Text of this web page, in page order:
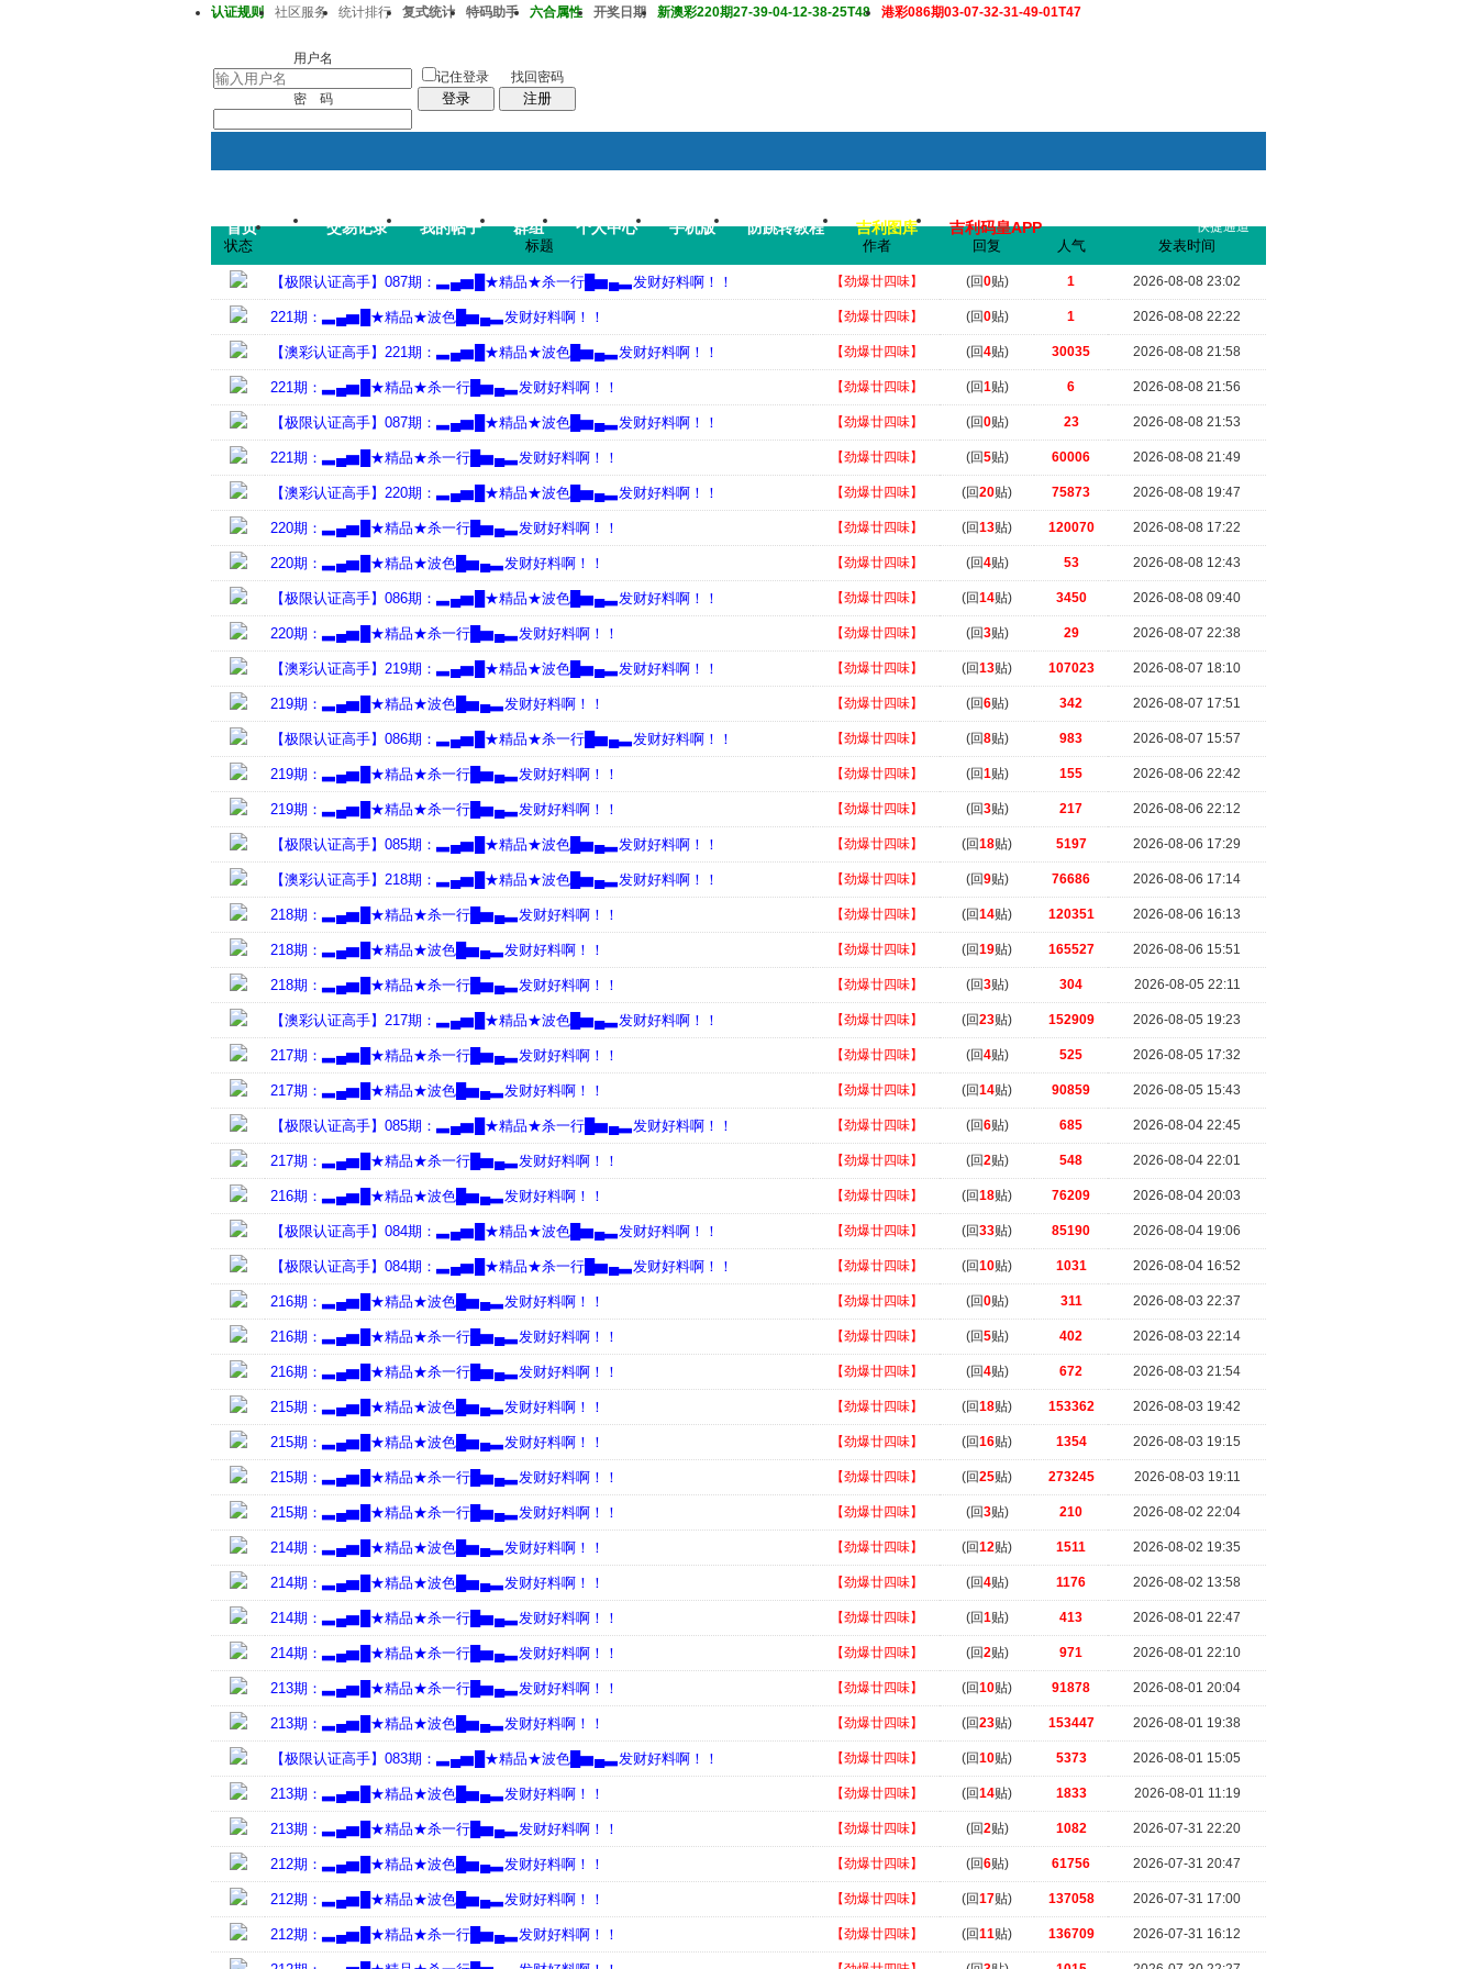
认证规则 社区服务 统计排行 复式统计 特码助手 六合属性 开奖日期 新澳彩220期27-39-04-12-38-25T48
港彩086期03-07-32-31-49-01T47
用户名
密 码
记住登录
登录
找回密码
注册
快捷通道
首页 交易记录 我的帖子 群组 个人中心 手机版 防跳转教程 吉利图库 吉利码皇APP
帖子
搜索
码皇总管
说：2026年7月底即将 开启特邀高手2肖中特大赛，重奖一万 .. （2026-07-10 20:23）
状态 标题 作者 回复 人气 发表时间
【极限认证高手】087期：▃▄▆█★精品★杀一行█▆▄▃发财好料啊！！ 【劲爆廿四味】 (回0贴) 1 2026-08-08 23:02
221期：▃▄▆█★精品★波色█▆▄▃发财好料啊！！ 【劲爆廿四味】 (回0贴) 1 2026-08-08 22:22
【澳彩认证高手】221期：▃▄▆█★精品★波色█▆▄▃发财好料啊！！ 【劲爆廿四味】 (回4贴) 30035 2026-08-08 21:58
221期：▃▄▆█★精品★杀一行█▆▄▃发财好料啊！！ 【劲爆廿四味】 (回1贴) 6 2026-08-08 21:56
【极限认证高手】087期：▃▄▆█★精品★波色█▆▄▃发财好料啊！！ 【劲爆廿四味】 (回0贴) 23 2026-08-08 21:53
221期：▃▄▆█★精品★杀一行█▆▄▃发财好料啊！！ 【劲爆廿四味】 (回5贴) 60006 2026-08-08 21:49
【澳彩认证高手】220期：▃▄▆█★精品★波色█▆▄▃发财好料啊！！ 【劲爆廿四味】 (回20贴) 75873 2026-08-08 19:47
220期：▃▄▆█★精品★杀一行█▆▄▃发财好料啊！！ 【劲爆廿四味】 (回13贴) 120070 2026-08-08 17:22
220期：▃▄▆█★精品★波色█▆▄▃发财好料啊！！ 【劲爆廿四味】 (回4贴) 53 2026-08-08 12:43
【极限认证高手】086期：▃▄▆█★精品★波色█▆▄▃发财好料啊！！ 【劲爆廿四味】 (回14贴) 3450 2026-08-08 09:40
220期：▃▄▆█★精品★杀一行█▆▄▃发财好料啊！！ 【劲爆廿四味】 (回3贴) 29 2026-08-07 22:38
【澳彩认证高手】219期：▃▄▆█★精品★波色█▆▄▃发财好料啊！！ 【劲爆廿四味】 (回13贴) 107023 2026-08-07 18:10
219期：▃▄▆█★精品★波色█▆▄▃发财好料啊！！ 【劲爆廿四味】 (回6贴) 342 2026-08-07 17:51
【极限认证高手】086期：▃▄▆█★精品★杀一行█▆▄▃发财好料啊！！ 【劲爆廿四味】 (回8贴) 983 2026-08-07 15:57
219期：▃▄▆█★精品★杀一行█▆▄▃发财好料啊！！ 【劲爆廿四味】 (回1贴) 155 2026-08-06 22:42
219期：▃▄▆█★精品★杀一行█▆▄▃发财好料啊！！ 【劲爆廿四味】 (回3贴) 217 2026-08-06 22:12
【极限认证高手】085期：▃▄▆█★精品★波色█▆▄▃发财好料啊！！ 【劲爆廿四味】 (回18贴) 5197 2026-08-06 17:29
【澳彩认证高手】218期：▃▄▆█★精品★波色█▆▄▃发财好料啊！！ 【劲爆廿四味】 (回9贴) 76686 2026-08-06 17:14
218期：▃▄▆█★精品★杀一行█▆▄▃发财好料啊！！ 【劲爆廿四味】 (回14贴) 120351 2026-08-06 16:13
218期：▃▄▆█★精品★波色█▆▄▃发财好料啊！！ 【劲爆廿四味】 (回19贴) 165527 2026-08-06 15:51
218期：▃▄▆█★精品★杀一行█▆▄▃发财好料啊！！ 【劲爆廿四味】 (回3贴) 304 2026-08-05 22:11
【澳彩认证高手】217期：▃▄▆█★精品★波色█▆▄▃发财好料啊！！ 【劲爆廿四味】 (回23贴) 152909 2026-08-05 19:23
217期：▃▄▆█★精品★杀一行█▆▄▃发财好料啊！！ 【劲爆廿四味】 (回4贴) 525 2026-08-05 17:32
217期：▃▄▆█★精品★波色█▆▄▃发财好料啊！！ 【劲爆廿四味】 (回14贴) 90859 2026-08-05 15:43
【极限认证高手】085期：▃▄▆█★精品★杀一行█▆▄▃发财好料啊！！ 【劲爆廿四味】 (回6贴) 685 2026-08-04 22:45
217期：▃▄▆█★精品★杀一行█▆▄▃发财好料啊！！ 【劲爆廿四味】 (回2贴) 548 2026-08-04 22:01
216期：▃▄▆█★精品★波色█▆▄▃发财好料啊！！ 【劲爆廿四味】 (回18贴) 76209 2026-08-04 20:03
【极限认证高手】084期：▃▄▆█★精品★波色█▆▄▃发财好料啊！！ 【劲爆廿四味】 (回33贴) 85190 2026-08-04 19:06
【极限认证高手】084期：▃▄▆█★精品★杀一行█▆▄▃发财好料啊！！ 【劲爆廿四味】 (回10贴) 1031 2026-08-04 16:52
216期：▃▄▆█★精品★波色█▆▄▃发财好料啊！！ 【劲爆廿四味】 (回0贴) 311 2026-08-03 22:37
216期：▃▄▆█★精品★杀一行█▆▄▃发财好料啊！！ 【劲爆廿四味】 (回5贴) 402 2026-08-03 22:14
216期：▃▄▆█★精品★杀一行█▆▄▃发财好料啊！！ 【劲爆廿四味】 (回4贴) 672 2026-08-03 21:54
215期：▃▄▆█★精品★波色█▆▄▃发财好料啊！！ 【劲爆廿四味】 (回18贴) 153362 2026-08-03 19:42
215期：▃▄▆█★精品★波色█▆▄▃发财好料啊！！ 【劲爆廿四味】 (回16贴) 1354 2026-08-03 19:15
215期：▃▄▆█★精品★杀一行█▆▄▃发财好料啊！！ 【劲爆廿四味】 (回25贴) 273245 2026-08-03 19:11
215期：▃▄▆█★精品★杀一行█▆▄▃发财好料啊！！ 【劲爆廿四味】 (回3贴) 210 2026-08-02 22:04
214期：▃▄▆█★精品★波色█▆▄▃发财好料啊！！ 【劲爆廿四味】 (回12贴) 1511 2026-08-02 19:35
214期：▃▄▆█★精品★波色█▆▄▃发财好料啊！！ 【劲爆廿四味】 (回4贴) 1176 2026-08-02 13:58
214期：▃▄▆█★精品★杀一行█▆▄▃发财好料啊！！ 【劲爆廿四味】 (回1贴) 413 2026-08-01 22:47
214期：▃▄▆█★精品★杀一行█▆▄▃发财好料啊！！ 【劲爆廿四味】 (回2贴) 971 2026-08-01 22:10
213期：▃▄▆█★精品★杀一行█▆▄▃发财好料啊！！ 【劲爆廿四味】 (回10贴) 91878 2026-08-01 20:04
213期：▃▄▆█★精品★波色█▆▄▃发财好料啊！！ 【劲爆廿四味】 (回23贴) 153447 2026-08-01 19:38
【极限认证高手】083期：▃▄▆█★精品★波色█▆▄▃发财好料啊！！ 【劲爆廿四味】 (回10贴) 5373 2026-08-01 15:05
213期：▃▄▆█★精品★波色█▆▄▃发财好料啊！！ 【劲爆廿四味】 (回14贴) 1833 2026-08-01 11:19
213期：▃▄▆█★精品★杀一行█▆▄▃发财好料啊！！ 【劲爆廿四味】 (回2贴) 1082 2026-07-31 22:20
212期：▃▄▆█★精品★波色█▆▄▃发财好料啊！！ 【劲爆廿四味】 (回6贴) 61756 2026-07-31 20:47
212期：▃▄▆█★精品★波色█▆▄▃发财好料啊！！ 【劲爆廿四味】 (回17贴) 137058 2026-07-31 17:00
212期：▃▄▆█★精品★杀一行█▆▄▃发财好料啊！！ 【劲爆廿四味】 (回11贴) 136709 2026-07-31 16:12